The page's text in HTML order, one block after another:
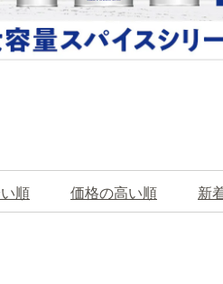
順 価格の高い順 新